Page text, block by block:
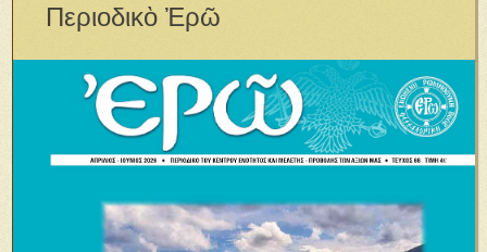
Περιοδικὸ Ἐρῶ